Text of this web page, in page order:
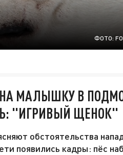
ФОТО:
МАЛЫШКУ В
"ИГРИВЫЙ ЩЕНОК"
обстоятельства
появились кадры: пёс